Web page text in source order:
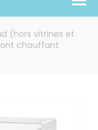
(hors vitrines et
chauffant